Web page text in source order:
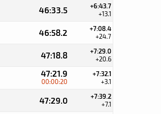
46:33.5 +6:43.7
+13.1
46:58.2 +7:08.4
+24.7
47:18.8 +7:29.0
+20.6
47:21.9
00:00:20
+7:32.1
+3.1
47:29.0 +7:39.2
+7.1